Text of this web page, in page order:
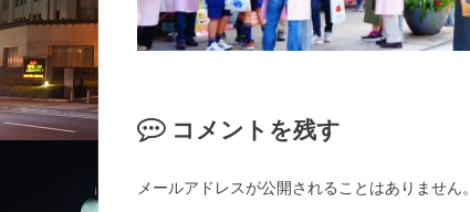
コメントを残す
メールアドレスが公開されることはありません。